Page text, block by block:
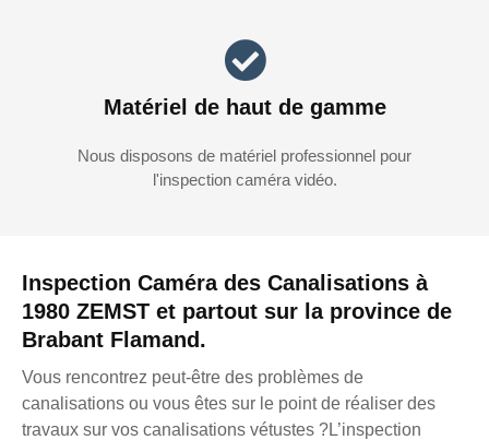
Inspection Caméra des Canalisations à
1980 ZEMST et partout sur la province de
Brabant Flamand.
Vous rencontrez peut-être des problèmes de
canalisations ou vous êtes sur le point de réaliser des
travaux sur vos canalisations vétustes ?L’inspection
Matériel de haut de gamme
Nous disposons de matériel professionnel pour
l'inspection caméra vidéo.